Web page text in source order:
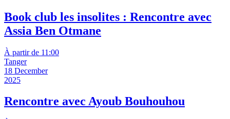
Book club les insolites : Rencontre avec
Assia Ben Otmane
À partir de 11:00
Tanger
18 December
2025
Rencontre avec Ayoub Bouhouhou